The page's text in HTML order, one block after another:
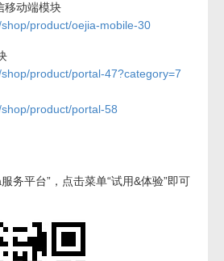
移动端模块
product/oejia-mobile-30
product/portal-47?category=7
product/portal-58
务平台”，点击菜单“试用&体验”即可